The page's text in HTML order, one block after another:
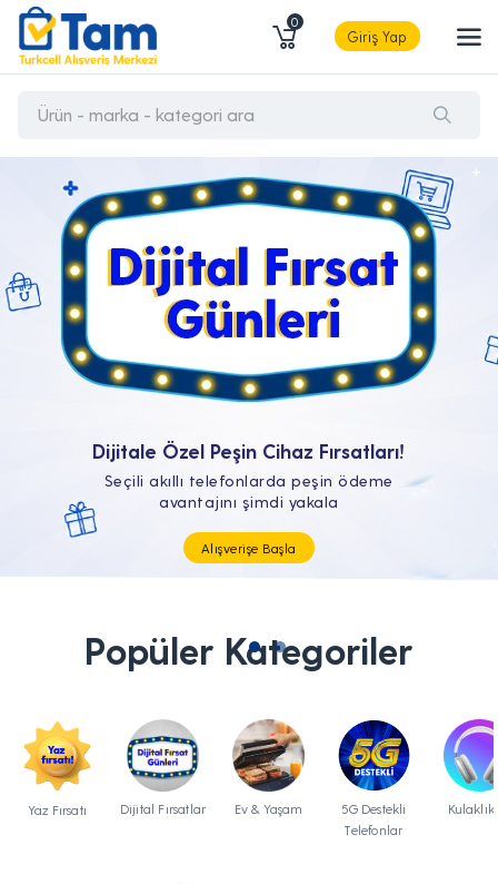
0
Giriş Yap
Tüm Teknolojik İhtiyaçların Tam'da
Popüler Kategoriler
Yaz Fırsatı Dijital Fırsatlar Ev & Yaşam
5G Destekli
Telefonlar